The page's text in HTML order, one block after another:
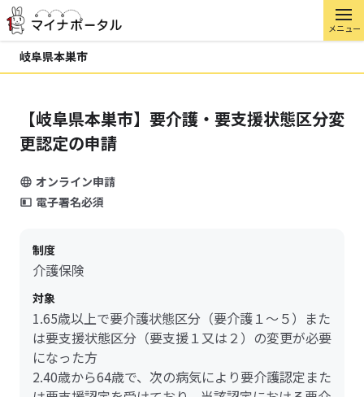
メニュー
岐阜県本巣市
【岐阜県本巣市】要介護・要支援状態区分変
更認定の申請
オンライン申請
電子署名必須
制度
介護保険
対象
1.65歳以上で要介護状態区分（要介護１～５）また
は要支援状態区分（要支援１又は２）の変更が必要
になった方
2.40歳から64歳で、次の病気により要介護認定また